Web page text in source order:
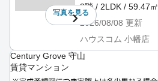
写真を見る
3階 / 2LDK / 59.47㎡
2026/08/08 更新
ハウスコム 小幡店
Century Grove 守山
賃貸マンション